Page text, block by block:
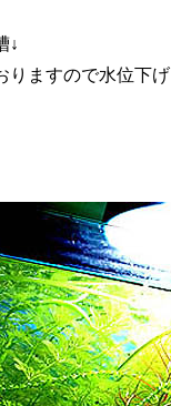
↓
りますので水位下げ